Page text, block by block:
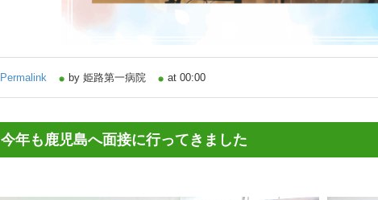
Permalink by 姫路第一病院 at 00:00
今年も鹿児島へ面接に行ってきました